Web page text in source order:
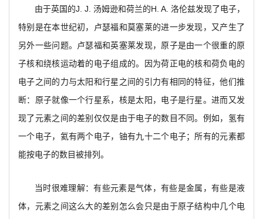
由于英国的J. J. 汤姆逊和荷兰的H. A. 洛伦兹发现了电子，
特别是在本世纪初，卢瑟福和莫塞莱的进一步发现，又产生了
另外一些问题。卢瑟福和英塞莱发现，原子是由一个很重的原
子核和绕核运动着的电子组成的。因为荷正电的核和荷负电的
电子之间的力与太阳和行星之间的引力有相同的特征，他们推
断：原子就像一个行星系，核是太阳，电子是行星。进而又发
现了元素之间的差别仅仅是由于电子的数目不同。例如，氢有
一个电子，氦有两个电子，铀有九十二个电子；所有的元素都
能按电子的数目被排列。
当时很难理解：有些元素是气体，有些是金属，有些是液
体，元素之间这么大的差别怎么会只是由于原子结构中几个电